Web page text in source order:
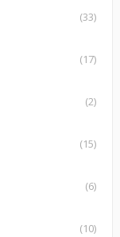
(33)
(17)
(2)
(15)
(6)
(10)